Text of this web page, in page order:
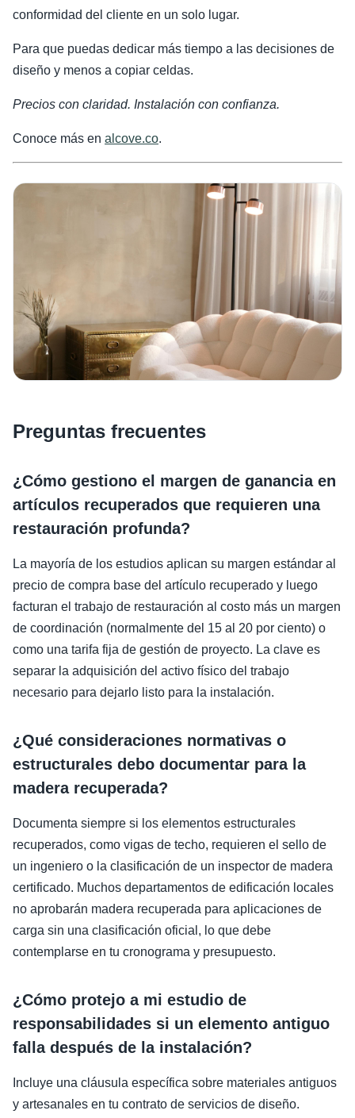
conformidad del cliente en un solo lugar.
Para que puedas dedicar más tiempo a las decisiones de
diseño y menos a copiar celdas.
Precios con claridad. Instalación con confianza.
Conoce más en alcove.co.
Preguntas frecuentes
¿Cómo gestiono el margen de ganancia en
artículos recuperados que requieren una
restauración profunda?
La mayoría de los estudios aplican su margen estándar al
precio de compra base del artículo recuperado y luego
facturan el trabajo de restauración al costo más un margen
de coordinación (normalmente del 15 al 20 por ciento) o
como una tarifa fija de gestión de proyecto. La clave es
separar la adquisición del activo físico del trabajo
necesario para dejarlo listo para la instalación.
¿Qué consideraciones normativas o
estructurales debo documentar para la
madera recuperada?
Documenta siempre si los elementos estructurales
recuperados, como vigas de techo, requieren el sello de
un ingeniero o la clasificación de un inspector de madera
certificado. Muchos departamentos de edificación locales
no aprobarán madera recuperada para aplicaciones de
carga sin una clasificación oficial, lo que debe
contemplarse en tu cronograma y presupuesto.
¿Cómo protejo a mi estudio de
responsabilidades si un elemento antiguo
falla después de la instalación?
Incluye una cláusula específica sobre materiales antiguos
y artesanales en tu contrato de servicios de diseño.